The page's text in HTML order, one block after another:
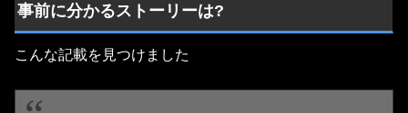
事前に分かるストーリーは?
こんな記載を見つけました